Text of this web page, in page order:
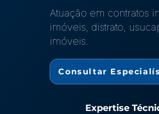
Atuação em contratos
imóveis, distrato,
imóveis.
Consultar
Expertise